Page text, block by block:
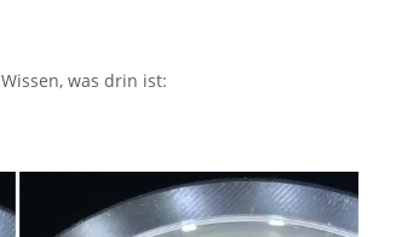
Wissen, was drin ist: